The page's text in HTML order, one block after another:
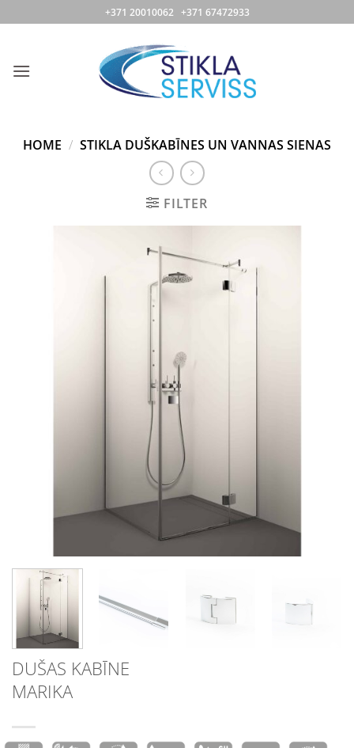
to
+371 20010062 +371 67472933
HOME / STIKLA DUŠKABĪNES UN VANNAS SIENAS
FILTER
DUŠAS KABĪNE
MARIKA